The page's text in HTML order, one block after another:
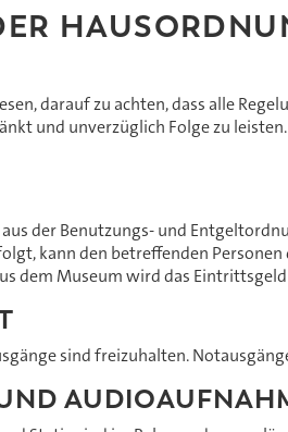
darauf zu achten, dass alle
und unverzüglich Folge zu
der Benutzungs- und
kann den betreffenden
dem Museum wird das
sind freizuhalten.